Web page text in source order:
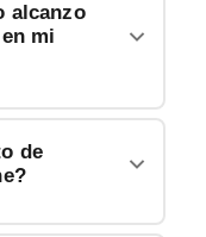
alcanzo
mi
de